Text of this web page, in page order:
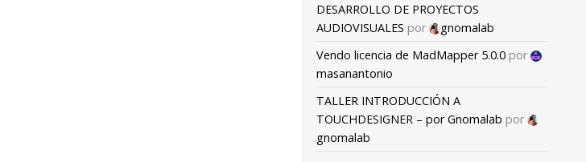
DESARROLLO DE PROYECTOS
AUDIOVISUALES por
gnomalab
Vendo licencia de MadMapper 5.0.0 por
masanantonio
TALLER INTRODUCCIÓN A
TOUCHDESIGNER – por Gnomalab por
gnomalab